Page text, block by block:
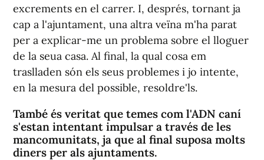
excrements en el carrer. I, després, tornant ja
cap a l'ajuntament, una altra veïna m'ha parat
per a explicar-me un problema sobre el lloguer
de la seua casa. Al final, la qual cosa em
traslladen són els seus problemes i jo intente,
en la mesura del possible, resoldre'ls.
També és veritat que temes com l'ADN caní
s'estan intentant impulsar a través de les
mancomunitats, ja que al final suposa molts
diners per als ajuntaments.